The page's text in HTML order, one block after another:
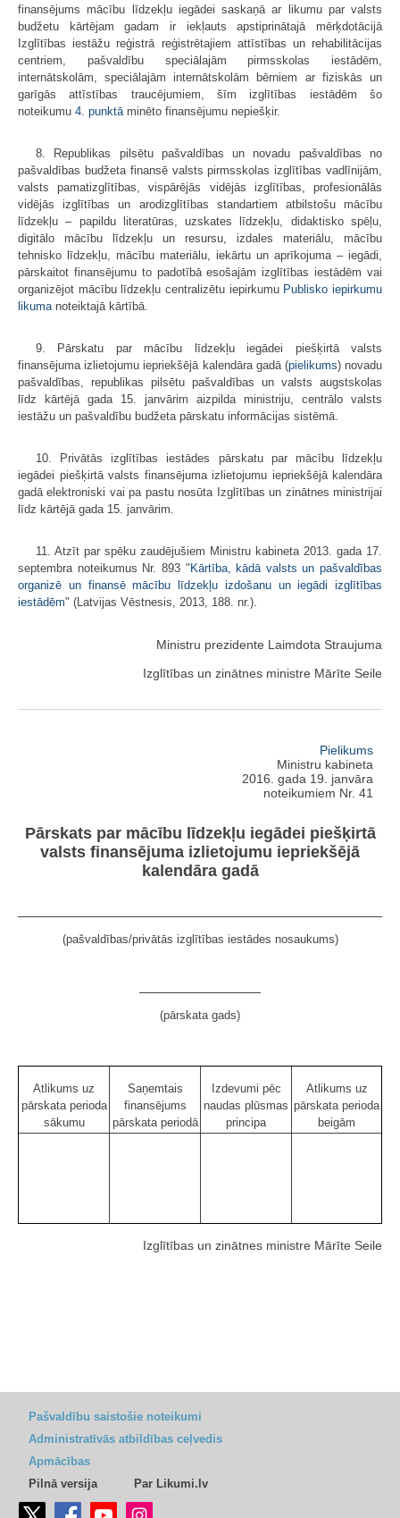
finansējums mācību līdzekļu iegādei saskaņā ar likumu par valsts
budžetu kārtējam gadam ir iekļauts apstiprinātajā mērķdotācijā
Izglītības iestāžu reģistrā reģistrētajiem attīstības un rehabilitācijas
centriem, pašvaldību speciālajām pirmsskolas iestādēm,
internātskolām, speciālajām internātskolām bērniem ar fiziskās un
garīgās attīstības traucējumiem, šīm izglītības iestādēm šo
noteikumu 4. punktā minēto finansējumu nepiešķir.
8. Republikas pilsētu pašvaldības un novadu pašvaldības no
pašvaldības budžeta finansē valsts pirmsskolas izglītības vadlīnijām,
valsts pamatizglītības, vispārējās vidējās izglītības, profesionālās
vidējās izglītības un arodizglītības standartiem atbilstošu mācību
līdzekļu – papildu literatūras, uzskates līdzekļu, didaktisko spēļu,
digitālo mācību līdzekļu un resursu, izdales materiālu, mācību
tehnisko līdzekļu, mācību materiālu, iekārtu un aprīkojuma – iegādi,
pārskaitot finansējumu to padotībā esošajām izglītības iestādēm vai
organizējot mācību līdzekļu centralizētu iepirkumu Publisko iepirkumu
likuma noteiktajā kārtībā.
9. Pārskatu par mācību līdzekļu iegādei piešķirtā valsts
finansējuma izlietojumu iepriekšējā kalendāra gadā (pielikums) novadu
pašvaldības, republikas pilsētu pašvaldības un valsts augstskolas
līdz kārtējā gada 15. janvārim aizpilda ministriju, centrālo valsts
iestāžu un pašvaldību budžeta pārskatu informācijas sistēmā.
10. Privātās izglītības iestādes pārskatu par mācību līdzekļu
iegādei piešķirtā valsts finansējuma izlietojumu iepriekšējā kalendāra
gadā elektroniski vai pa pastu nosūta Izglītības un zinātnes ministrijai
līdz kārtējā gada 15. janvārim.
11. Atzīt par spēku zaudējušiem Ministru kabineta 2013. gada 17.
septembra noteikumus Nr. 893 "Kārtība, kādā valsts un pašvaldības
organizē un finansē mācību līdzekļu izdošanu un iegādi izglītības
iestādēm" (Latvijas Vēstnesis, 2013, 188. nr.).
Ministru prezidente Laimdota Straujuma
Izglītības un zinātnes ministre Mārīte Seile
Pielikums
Ministru kabineta
2016. gada 19. janvāra
noteikumiem Nr. 41
Pārskats par mācību līdzekļu iegādei piešķirtā
valsts finansējuma izlietojumu iepriekšējā
kalendāra gadā
(pašvaldības/privātās izglītības iestādes nosaukums)
(pārskata gads)
Atlikums uz
pārskata perioda
sākumu
Saņemtais
finansējums
pārskata periodā
Izdevumi pēc
naudas plūsmas
principa
Atlikums uz
pārskata perioda
beigām
Izglītības un zinātnes ministre Mārīte Seile
Pašvaldību saistošie noteikumi
Administratīvās atbildības ceļvedis
Apmācības
Pilnā versija
Par Likumi.lv